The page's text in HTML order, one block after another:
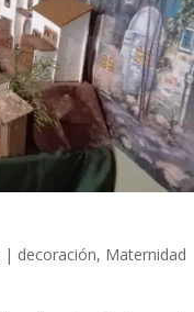
| decoración, Maternidad